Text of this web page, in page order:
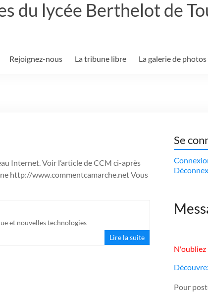
du lycée Berthelot de
Rejoignez-nous La tribune libre La galerie de photos
Internet. Voir l’article de CCM ci-après
http://www.commentcamarche.net Vous
et nouvelles technologies
Lire la suite
Se
N'oubliez
Pour